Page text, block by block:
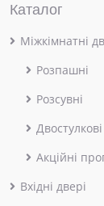
Каталог
Міжкімнатні
Розпашні
Розсувні
Двостулкові
Акційні
Вхідні двері